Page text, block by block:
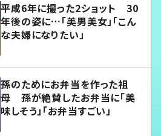
平成6年に撮った2ショット 30
年後の姿に…「美男美女」「こん
な夫婦になりたい」
孫のためにお弁当を作った祖
母 孫が絶賛したお弁当に「美
味しそう」「お弁当すごい」